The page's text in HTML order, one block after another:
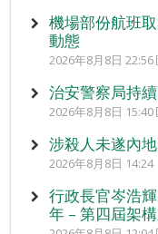
機場部份航班
動態
2026年8月8日 22:56
治安警察局持
2026年8月8日 15:40
涉殺人未遂內
2026年8月8日 14:24
行政長官岑浩
年 – 第四屆架